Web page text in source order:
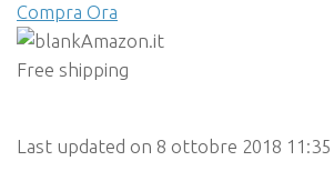
Compra Ora
Amazon.it
Free shipping
Last updated on 8 ottobre 2018 11:35